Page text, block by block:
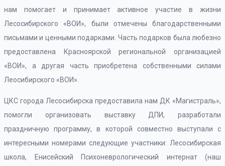
нам помогает и принимает активное участие в жизни
Лесосибирского «ВОИ», были отмечены благодарственными
письмами и ценными подарками. Часть подарков была любезно
предоставлена Красноярской региональной организацией
«ВОИ», а другая часть приобретена собственными силами
Леосибирского «ВОИ».
ЦКС города Лесосибирска предоставила нам ДК «Магистраль»,
помогли организовать выставку ДПИ, разработали
праздничную программу, в которой совместно выступали с
интересными номерами следующие участники: Лесосибирская
школа, Енисейский Психоневрологический интернат (наш